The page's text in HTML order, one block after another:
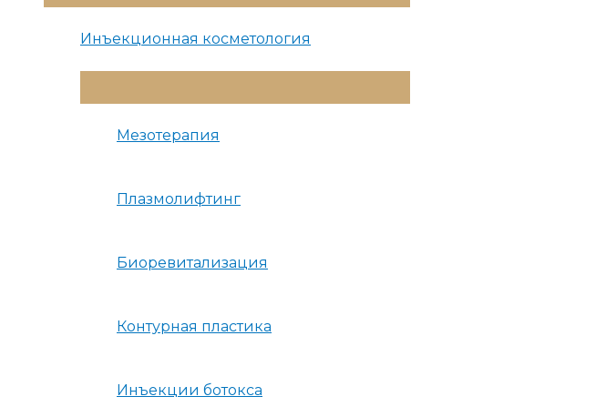
Меню
Инъекционная косметология
Меню
Мезотерапия
Плазмолифтинг
Биоревитализация
Контурная пластика
Инъекции ботокса